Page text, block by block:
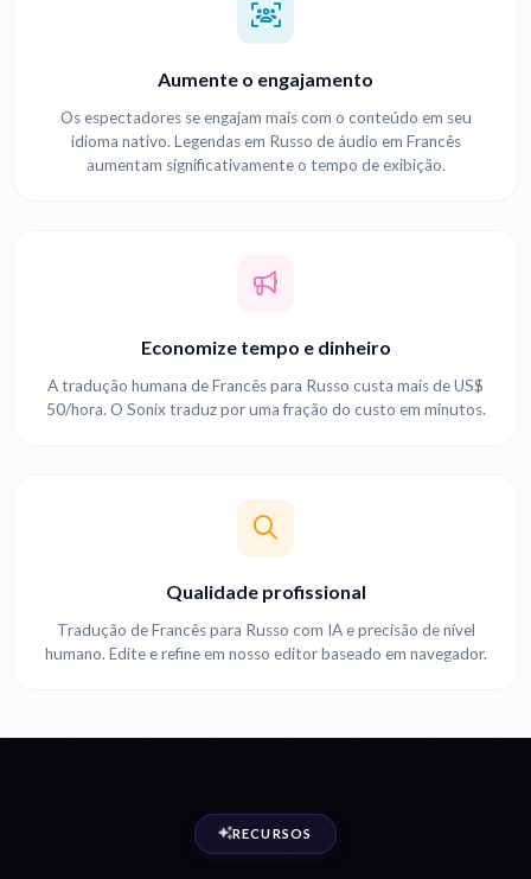
Aumente o engajamento
Os espectadores se engajam mais com o conteúdo em seu
idioma nativo. Legendas em Russo de áudio em Francês
aumentam significativamente o tempo de exibição.
Economize tempo e dinheiro
A tradução humana de Francês para Russo custa mais de US$
50/hora. O Sonix traduz por uma fração do custo em minutos.
Qualidade profissional
Tradução de Francês para Russo com IA e precisão de nível
humano. Edite e refine em nosso editor baseado em navegador.
RECURSOS